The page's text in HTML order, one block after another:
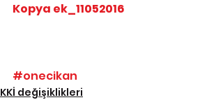
Kopya ek_11052016
#onecikan
KKİ değişiklikleri